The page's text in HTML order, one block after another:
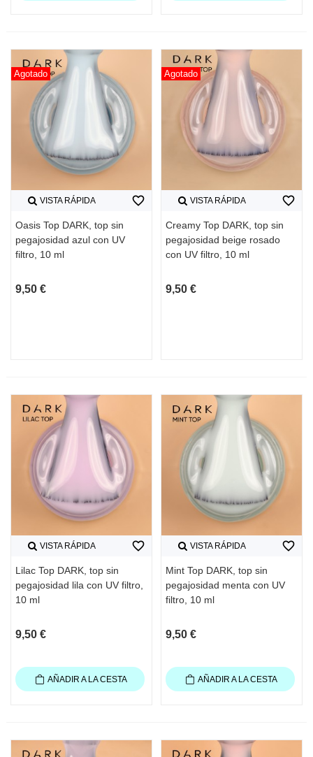
Agotado
VISTA RÁPIDA
Oasis Top DARK, top sin
pegajosidad azul con UV
filtro, 10 ml
9,50 €
favorite_border
Agotado
VISTA RÁPIDA
Creamy Top DARK, top sin
pegajosidad beige rosado
con UV filtro, 10 ml
9,50 €
favorite_border
VISTA RÁPIDA
Lilac Top DARK, top sin
pegajosidad lila con UV filtro,
10 ml
9,50 €
favorite_border
AÑADIR A LA CESTA
VISTA RÁPIDA
Mint Top DARK, top sin
pegajosidad menta con UV
filtro, 10 ml
9,50 €
favorite_border
AÑADIR A LA CESTA